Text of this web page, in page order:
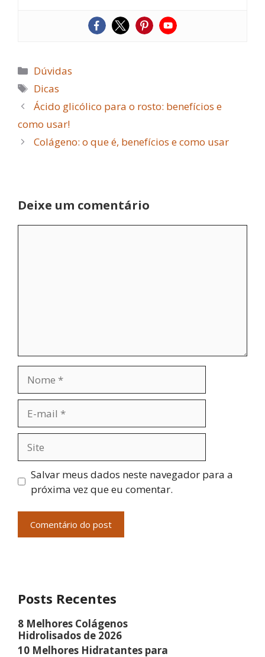
Categorias
Dúvidas
Tags
Dicas
Ácido glicólico para o rosto: benefícios e
como usar!
Colágeno: o que é, benefícios e como usar
Deixe um comentário
mail
Salvar meus dados neste navegador para a
próxima vez que eu comentar.
Posts Recentes
8 Melhores Colágenos
Hidrolisados de 2026
10 Melhores Hidratantes para